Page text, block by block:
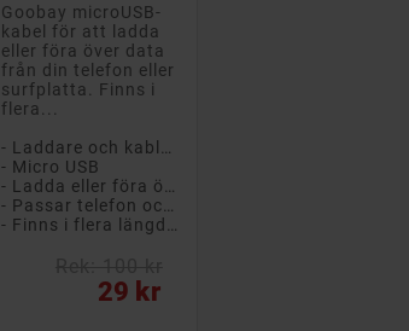
Goobay microUSB-
kabel för att ladda
eller föra över data
från din telefon eller
surfplatta. Finns i
flera...
- Micro USB
29 kr